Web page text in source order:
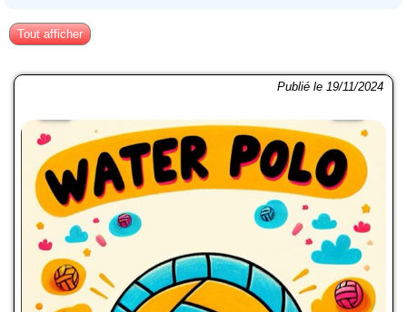
Inscriptions
Compétitions-Résultats
Officiels
Partenaires
Tout afficher
Publié le 19/11/2024